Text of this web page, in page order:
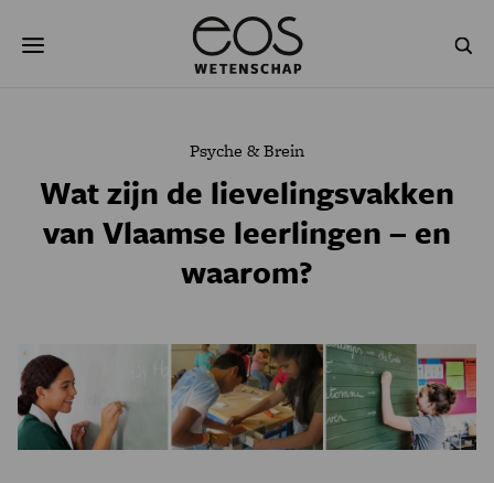
naar
NATUURWETENSCHAPPEN GESCHIEDENIS
AGENDA
JONGE UITDAGERS
Psyche & Brein
Wat zijn de lievelingsvakken
van Vlaamse leerlingen – en
waarom?